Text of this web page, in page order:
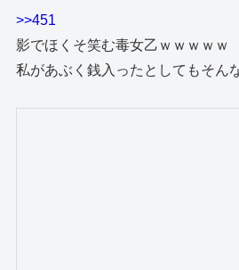
>>451
影でほくそ笑む毒女乙ｗｗｗｗｗ
私があぶく銭入ったとしてもそん